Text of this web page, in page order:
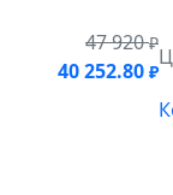
47 920₽
40 252.80 ₽